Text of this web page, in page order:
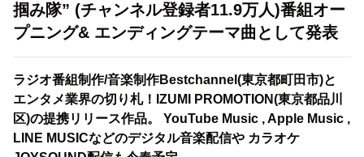
掴み隊” (チャンネル登録者11.9万人)番組オー
プニング& エンディングテーマ曲として発表
ラジオ番組制作/音楽制作Bestchannel(東京都町田市)と
エンタメ業界の切り札！IZUMI PROMOTION(東京都品川
区)の提携リリース作品。 YouTube Music , Apple Music ,
LINE MUSICなどのデジタル音楽配信や カラオケ